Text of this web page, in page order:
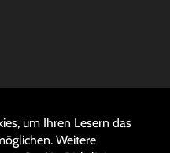
um Ihren Lesern das
Weitere
Auftrag widerrufen